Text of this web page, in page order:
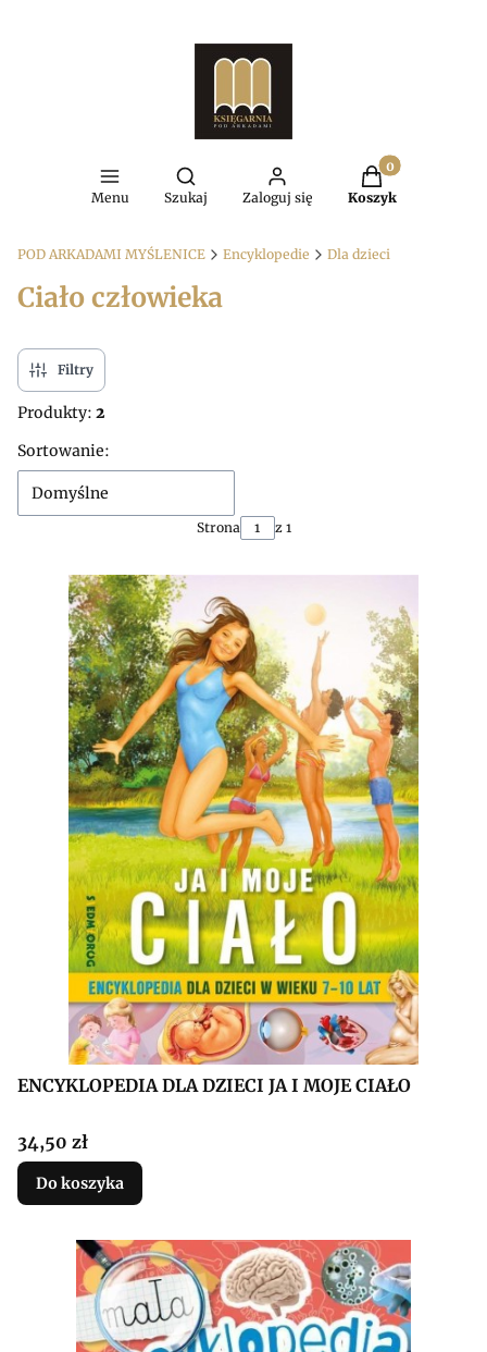
Menu
Otwórz wyszukiwarkę
Szukaj Zaloguj się
Produkty w
Koszyk
POD ARKADAMI MYŚLENICE Encyklopedie Dla dzieci
Ciało człowieka
Filtry
Produkty: 2
Lista produktów
Sortowanie:
Domyślne
Strona z 1
ENCYKLOPEDIA DLA DZIECI JA I MOJE CIAŁO
Cena
34,50 zł
Do koszyka